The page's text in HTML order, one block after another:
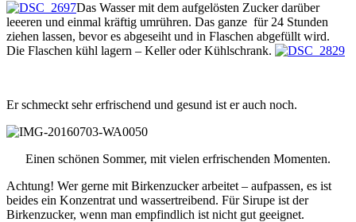
Das Wasser mit dem aufgelösten Zucker darüber
leeeren und einmal kräftig umrühren. Das ganze für 24 Stunden
ziehen lassen, bevor es abgeseiht und in Flaschen abgefüllt wird.
Die Flaschen kühl lagern – Keller oder Kühlschrank.
Er schmeckt sehr erfrischend und gesund ist er auch noch.
Einen schönen Sommer, mit vielen erfrischenden Momenten.
Achtung! Wer gerne mit Birkenzucker arbeitet – aufpassen, es ist
beides ein Konzentrat und wassertreibend. Für Sirupe ist der
Birkenzucker, wenn man empfindlich ist nicht gut geeignet.